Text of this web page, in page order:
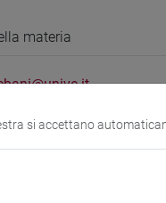
materia
persone/
si accettano